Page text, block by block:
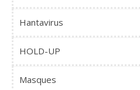
Hantavirus
HOLD-UP
Masques